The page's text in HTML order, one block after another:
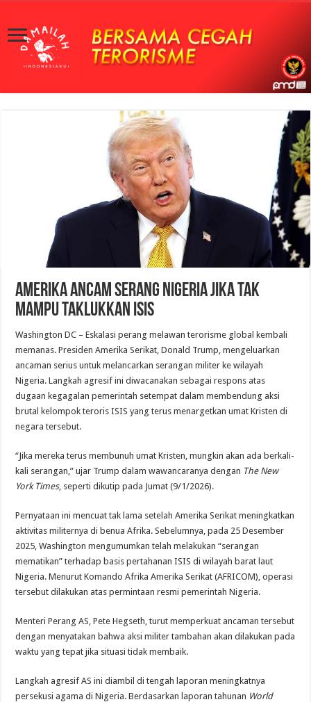
Amerika Ancam Serang Nigeria Jika Tak
Mampu Taklukkan ISIS
Washington DC – Eskalasi perang melawan terorisme global kembali
memanas. Presiden Amerika Serikat, Donald Trump, mengeluarkan
ancaman serius untuk melancarkan serangan militer ke wilayah
Nigeria. Langkah agresif ini diwacanakan sebagai respons atas
dugaan kegagalan pemerintah setempat dalam membendung aksi
brutal kelompok teroris ISIS yang terus menargetkan umat Kristen di
negara tersebut.
“Jika mereka terus membunuh umat Kristen, mungkin akan ada berkali-
kali serangan,” ujar Trump dalam wawancaranya dengan The New
York Times, seperti dikutip pada Jumat (9/1/2026).
Pernyataan ini mencuat tak lama setelah Amerika Serikat meningkatkan
aktivitas militernya di benua Afrika. Sebelumnya, pada 25 Desember
2025, Washington mengumumkan telah melakukan “serangan
mematikan” terhadap basis pertahanan ISIS di wilayah barat laut
Nigeria. Menurut Komando Afrika Amerika Serikat (AFRICOM), operasi
tersebut dilakukan atas permintaan resmi pemerintah Nigeria.
Menteri Perang AS, Pete Hegseth, turut memperkuat ancaman tersebut
dengan menyatakan bahwa aksi militer tambahan akan dilakukan pada
waktu yang tepat jika situasi tidak membaik.
Langkah agresif AS ini diambil di tengah laporan meningkatnya
persekusi agama di Nigeria. Berdasarkan laporan tahunan World